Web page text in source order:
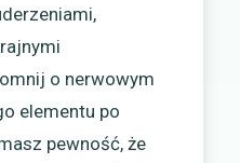
o nerwowym
elementu po
pewność, że